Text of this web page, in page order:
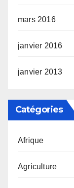
mars 2016
janvier 2016
janvier 2013
Catégories
Afrique
Agriculture